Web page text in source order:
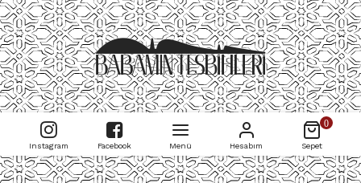
Instagram Facebook Menü Hesabım
0
Sepet